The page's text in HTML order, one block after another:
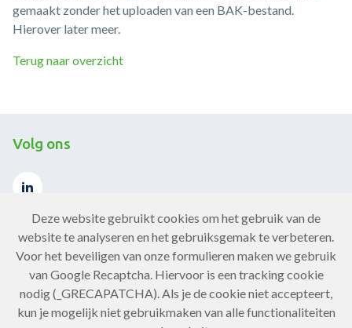
gemaakt zonder het uploaden van een BAK-bestand.
Hierover later meer.
Terug naar overzicht
Volg ons
Contact
Neem contact op
Deze website gebruikt cookies om het gebruik van de
website te analyseren en het gebruiksgemak te verbeteren.
Voor het beveiligen van onze formulieren maken we gebruik
van Google Recaptcha. Hiervoor is een tracking cookie
nodig (_GRECAPATCHA). Als je de cookie niet accepteert,
kun je mogelijk niet gebruikmaken van alle functionaliteiten